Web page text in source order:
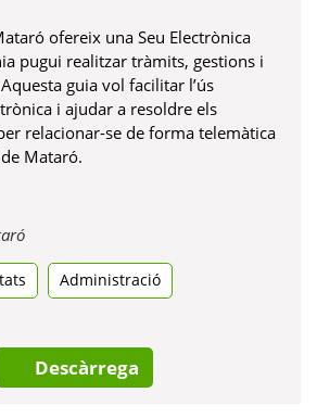
ofereix una Seu Electrònica
pugui realitzar tràmits, gestions i
guia vol facilitar l’ús
i ajudar a resoldre els
relacionar-se de forma telemàtica
Mataró.
Obre
una
pestanya
Administració
Descàrrega